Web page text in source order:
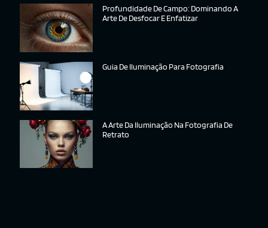
Profundidade De Campo: Dominando A
Arte De Desfocar E Enfatizar
Guia De Iluminação Para Fotografia
A Arte Da Iluminação Na Fotografia De
Retrato